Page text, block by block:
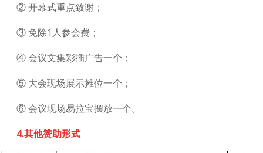
② 开幕式重点致谢；
③ 免除1人参会费；
④ 会议文集彩插广告一个；
⑤ 大会现场展示摊位一个；
⑥ 会议现场易拉宝摆放一个。
4.其他赞助形式